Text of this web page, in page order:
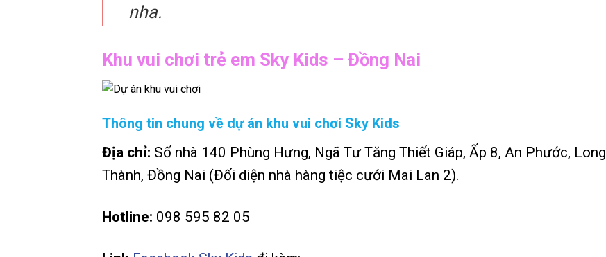
nha.
Khu vui chơi trẻ em Sky Kids – Đồng Nai
Thông tin chung về dự án khu vui chơi Sky Kids
Địa chỉ: Số nhà 140 Phùng Hưng, Ngã Tư Tăng Thiết Giáp, Ấp 8, An Phước, Long
Thành, Đồng Nai (Đối diện nhà hàng tiệc cưới Mai Lan 2).
Hotline: 098 595 82 05